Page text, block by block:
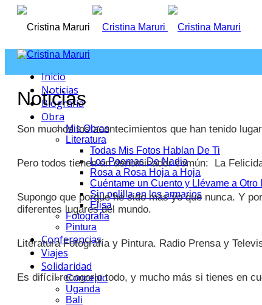
Inicio
Noticias
Biografía
Obra
Mis Obras
Literatura
Todas Mis Fotos Hablan De Ti
Los Poemas De Nadia
Rosa a Rosa Hoja a Hoja
Cuéntame un Cuento y Llévame a Otro
Sin polilla en los armarios
Elisa
Fotografía
Pintura
Conferencias
Viajes
Solidaridad
Concepto
Uganda
Bali
Noticias
Son muchos los acontecimientos que han tenido
Pero todos tienen un denominador común: La
Supongo que porque he sido más yo que nunca. Y
diferentes lugares del mundo.
Literatura Fotografía y Pintura. Radio Prensa y
Es difícil recogerlo todo, y mucho más si tienes en